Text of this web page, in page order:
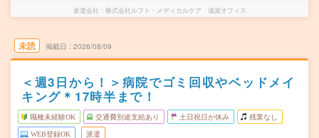
派遣会社 株式会社ルフト・メディカルケア 滋賀オフィス
未読 掲載日 2026/08/09
＜週3日から！＞病院でゴミ回収やベッドメイ
キング＊17時半まで！
職種未経験OK 交通費別途支給あり 土日祝日が休み 残業なし
WEB登録OK 派遣